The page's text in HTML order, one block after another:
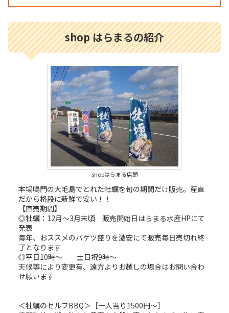
shop はらまるの紹介
shopはらまる店頭
本場鳴門の大毛島でとれた牡蠣を旬の期間だけ販売。産直
だから格段に新鮮で安い！！
【直売期間】
◎牡蠣：12月～3月末頃 販売開始日はらまる水産HPにて
発表
毎年、おススメのバケツ盛りを激安にて販売毎日売切れ終
了となります
◎平日10時～ 土日祝9時～
天候等により変更有、遠方よりお越しの場合はお問い合わ
せ願います
＜牡蠣のセルフBBQ＞［一人当り1500円～］